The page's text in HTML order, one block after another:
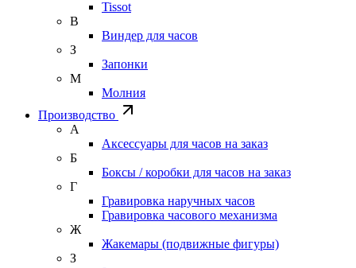
Tissot
В
Виндер для часов
З
Запонки
М
Молния
Производство
А
Аксессуары для часов на заказ
Б
Боксы / коробки для часов на заказ
Г
Гравировка наручных часов
Гравировка часового механизма
Ж
Жакемары (подвижные фигуры)
З